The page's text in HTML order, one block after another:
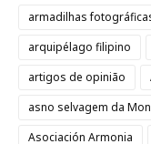
armadilhas
arquipélago filipino
artigos de opinião
asno selvagem da
Asociación Armonia